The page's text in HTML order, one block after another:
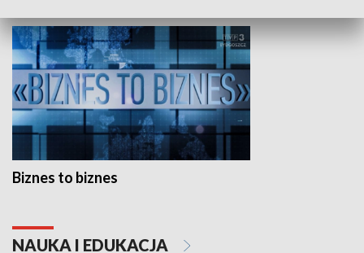
Biznes to biznes
NAUKA I EDUKACJA